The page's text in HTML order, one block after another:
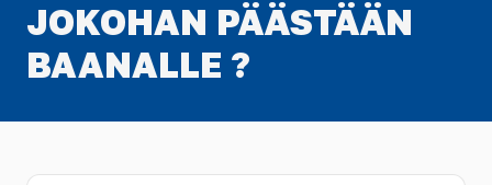
JOKOHAN PÄÄSTÄÄN
BAANALLE ?